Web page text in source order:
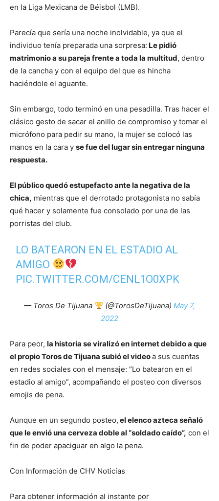
en la Liga Mexicana de Béisbol (LMB).
Parecía que sería una noche inolvidable, ya que el
individuo tenía preparada una sorpresa: Le pidió
matrimonio a su pareja frente a toda la multitud, dentro
de la cancha y con el equipo del que es hincha
haciéndole el aguante.
Sin embargo, todo terminó en una pesadilla. Tras hacer el
clásico gesto de sacar el anillo de compromiso y tomar el
micrófono para pedir su mano, la mujer se colocó las
manos en la cara y se fue del lugar sin entregar ninguna
respuesta.
El público quedó estupefacto ante la negativa de la
chica, mientras que el derrotado protagonista no sabía
qué hacer y solamente fue consolado por una de las
porristas del club.
LO BATEARON EN EL ESTADIO AL
AMIGO
PIC.TWITTER.COM/CENL1O0XPK
— Toros De Tijuana (@TorosDeTijuana) May 7,
2022
Para peor, la historia se viralizó en internet debido a que
el propio Toros de Tijuana subió el videoa sus cuentas
en redes sociales con el mensaje: “Lo batearon en el
estadio al amigo”, acompañando el posteo con diversos
emojis de pena.
Aunque en un segundo posteo, el elenco azteca señaló
que le envió una cerveza doble al “soldado caído”, con el
fin de poder apaciguar en algo la pena.
Con Información de CHV Noticias
Para obtener información al instante por